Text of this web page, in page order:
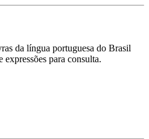
da língua portuguesa do Brasil
para consulta.